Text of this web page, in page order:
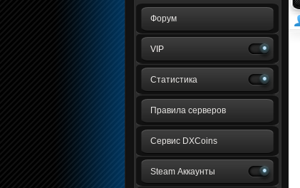
Форум
VIP
Статистика
Правила серверов
Сервис DXCoins
Steam Аккаунты